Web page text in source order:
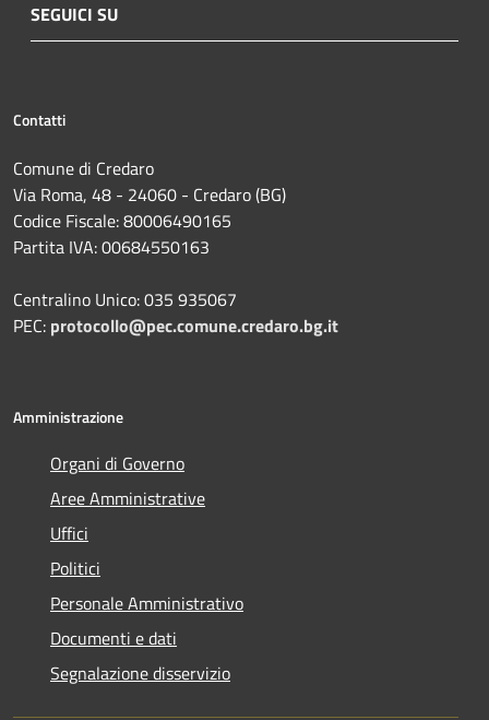
SEGUICI SU
Contatti
Comune di Credaro
Via Roma, 48 - 24060 - Credaro (BG)
Codice Fiscale: 80006490165
Partita IVA: 00684550163
Centralino Unico: 035 935067
PEC: protocollo@pec.comune.credaro.bg.it
Amministrazione
Organi di Governo
Aree Amministrative
Uffici
Politici
Personale Amministrativo
Documenti e dati
Segnalazione disservizio